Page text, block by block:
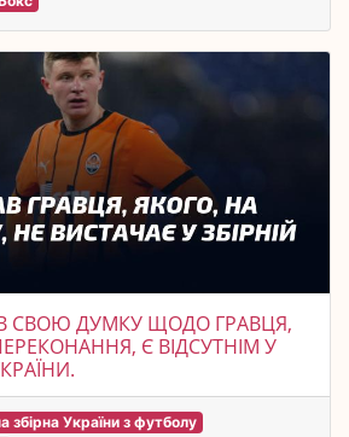
СВОЮ ДУМКУ ЩОДО ГРАВЦЯ,
Є ВІДСУТНІМ У
збірна України з футболу